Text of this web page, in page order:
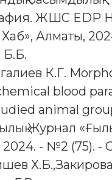
ЖШС EDP
Алматы,
Б.Б.
К.Г.
blood
animal
Журнал
2024. - №2 (75). -